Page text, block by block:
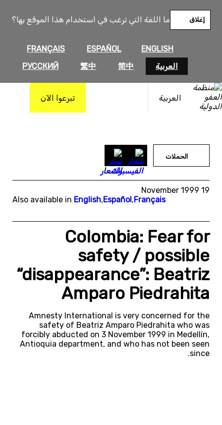
ما اللغة التي ترغب في استخدام هذا الموقع بها؟
ENGLISH
ESPAÑOL
FRANÇAIS
العربية
简中
繁中
РУССКИЙ
إغلاق
العربية تبرعوا الآن
المحتوى
الحملات
19 November 1999
Also available in English,Español,Français
Colombia: Fear for
safety / possible
“disappearance”: Beatriz
Amparo Piedrahita
Amnesty International is very concerned for the
safety of Beatriz Amparo Piedrahita who was
forcibly abducted on 3 November 1999 in Medellín,
Antioquia department, and who has not been seen
since.